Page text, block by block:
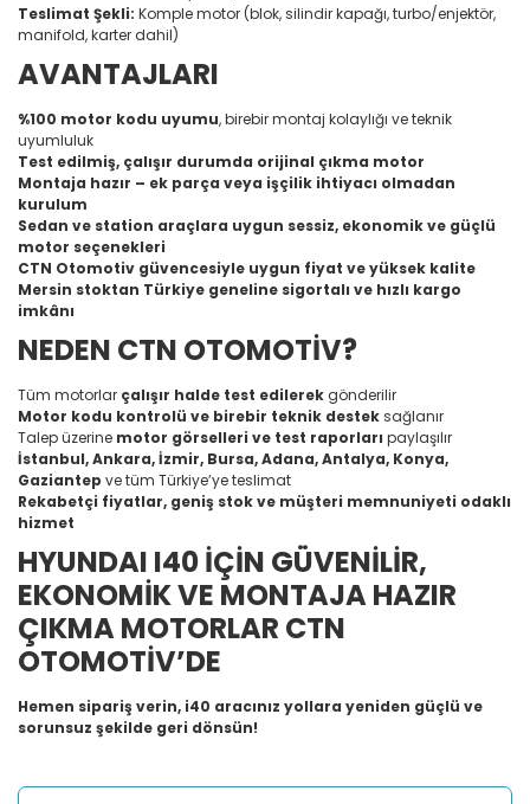
Teslimat Şekli: Komple motor (blok, silindir kapağı, turbo/enjektör,
manifold, karter dahil)
AVANTAJLARI
%100 motor kodu uyumu, birebir montaj kolaylığı ve teknik
uyumluluk
Test edilmiş, çalışır durumda orijinal çıkma motor
Montaja hazır – ek parça veya işçilik ihtiyacı olmadan
kurulum
Sedan ve station araçlara uygun sessiz, ekonomik ve güçlü
motor seçenekleri
CTN Otomotiv güvencesiyle uygun fiyat ve yüksek kalite
Mersin stoktan Türkiye geneline sigortalı ve hızlı kargo
imkânı
NEDEN CTN OTOMOTİV?
Tüm motorlar çalışır halde test edilerekgönderilir
Motor kodu kontrolü ve birebir teknik desteksağlanır
Talep üzerine motor görselleri ve test raporları paylaşılır
İstanbul, Ankara, İzmir, Bursa, Adana, Antalya, Konya,
Gaziantep ve tüm Türkiye’ye teslimat
Rekabetçi fiyatlar, geniş stok ve müşteri memnuniyeti odaklı
hizmet
HYUNDAI I40 İÇİN GÜVENİLİR,
EKONOMİK VE MONTAJA HAZIR
ÇIKMA MOTORLAR CTN
OTOMOTİV’DE
Hemen sipariş verin, i40 aracınız yollara yeniden güçlü ve
sorunsuz şekilde geri dönsün!